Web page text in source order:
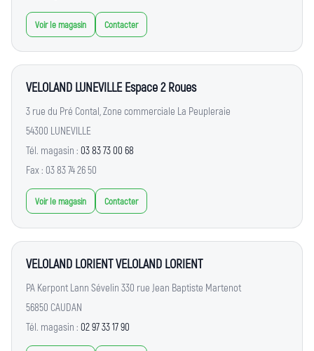
Voir le magasin Contacter
VELOLAND LUNEVILLE Espace 2 Roues
3 rue du Pré Contal, Zone commerciale La Peupleraie
54300 LUNEVILLE
Tél. magasin : 03 83 73 00 68
Fax : 03 83 74 26 50
Voir le magasin Contacter
VELOLAND LORIENT VELOLAND LORIENT
PA Kerpont Lann Sévelin 330 rue Jean Baptiste Martenot
56850 CAUDAN
Tél. magasin : 02 97 33 17 90